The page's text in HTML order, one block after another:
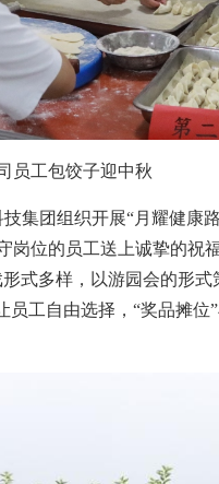
工包饺子迎中秋
团组织开展“月耀健康
岗位的员工送上诚挚的祝
式多样，以游园会的形
员工自由选择，“奖品摊